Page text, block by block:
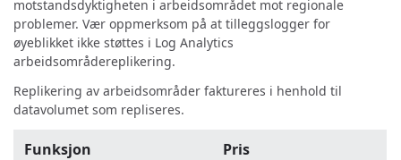
motstandsdyktigheten i arbeidsområdet mot regionale
problemer. Vær oppmerksom på at tilleggslogger for
øyeblikket ikke støttes i Log Analytics
arbeidsområdereplikering.
Replikering av arbeidsområder faktureres i henhold til
datavolumet som repliseres.
Funksjon Pris